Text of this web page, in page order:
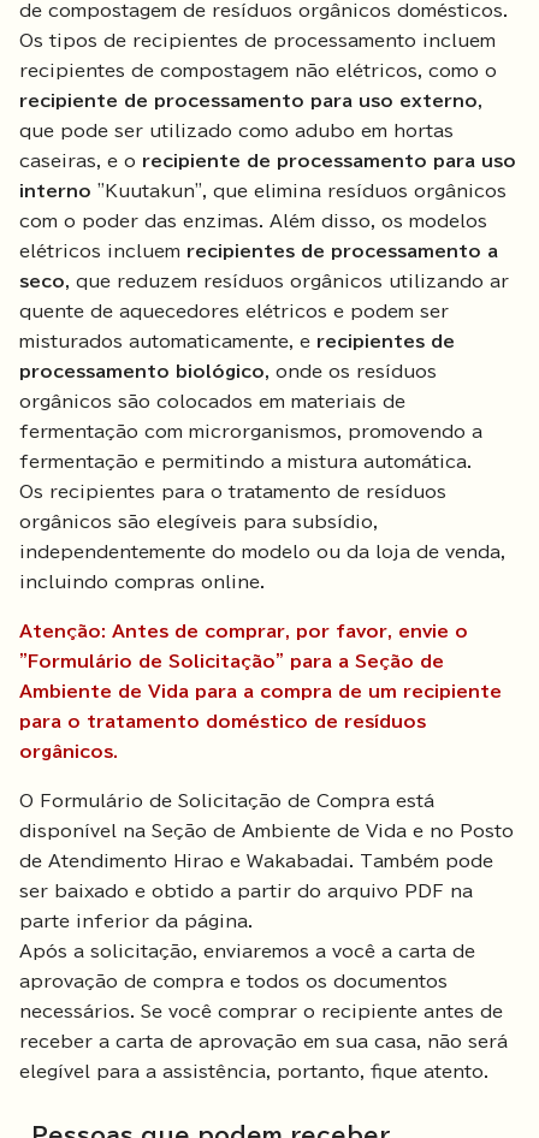
de compostagem de resíduos orgânicos domésticos.
Os tipos de recipientes de processamento incluem
recipientes de compostagem não elétricos, como o
recipiente de processamento para uso externo,
que pode ser utilizado como adubo em hortas
caseiras, e o recipiente de processamento para uso
interno "Kuutakun", que elimina resíduos orgânicos
com o poder das enzimas. Além disso, os modelos
elétricos incluem recipientes de processamento a
seco, que reduzem resíduos orgânicos utilizando ar
quente de aquecedores elétricos e podem ser
misturados automaticamente, e recipientes de
processamento biológico, onde os resíduos
orgânicos são colocados em materiais de
fermentação com microrganismos, promovendo a
fermentação e permitindo a mistura automática.
Os recipientes para o tratamento de resíduos
orgânicos são elegíveis para subsídio,
independentemente do modelo ou da loja de venda,
incluindo compras online.
Atenção: Antes de comprar, por favor, envie o
"Formulário de Solicitação" para a Seção de
Ambiente de Vida para a compra de um recipiente
para o tratamento doméstico de resíduos
orgânicos.
O Formulário de Solicitação de Compra está
disponível na Seção de Ambiente de Vida e no Posto
de Atendimento Hirao e Wakabadai. Também pode
ser baixado e obtido a partir do arquivo PDF na
parte inferior da página.
Após a solicitação, enviaremos a você a carta de
aprovação de compra e todos os documentos
necessários. Se você comprar o recipiente antes de
receber a carta de aprovação em sua casa, não será
elegível para a assistência, portanto, fique atento.